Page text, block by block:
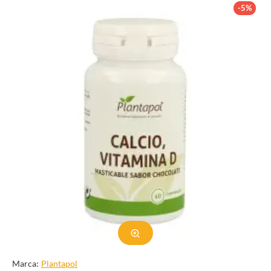
industriales y comerciales, lo que lo convierte en un mineral
esencial para muchas industrias.
Composición química y propiedades
del carbonato de calcio.
significa que está compuesto por un átomo de calcio, un átomo de
carbono y tres átomos de oxígeno. Tiene una masa molar de
100,09 g/mol y una densidad de 2,71 g/cm
. En su forma más
pura, aparece como un polvo blanco, inodoro y de textura
calcárea. Es insoluble en agua pero puede disolverse en soluciones
El carbonato de calcio es un compuesto básico, lo que significa
que tiene un pH superior a 7. Es una base débil y puede reaccionar
con ácidos para formar sales y dióxido de carbono gaseoso. Esta
propiedad es esencial en muchos procesos industriales, ya que
puede usarse para neutralizar soluciones ácidas y regular los
-5%
Marca: Plantapol